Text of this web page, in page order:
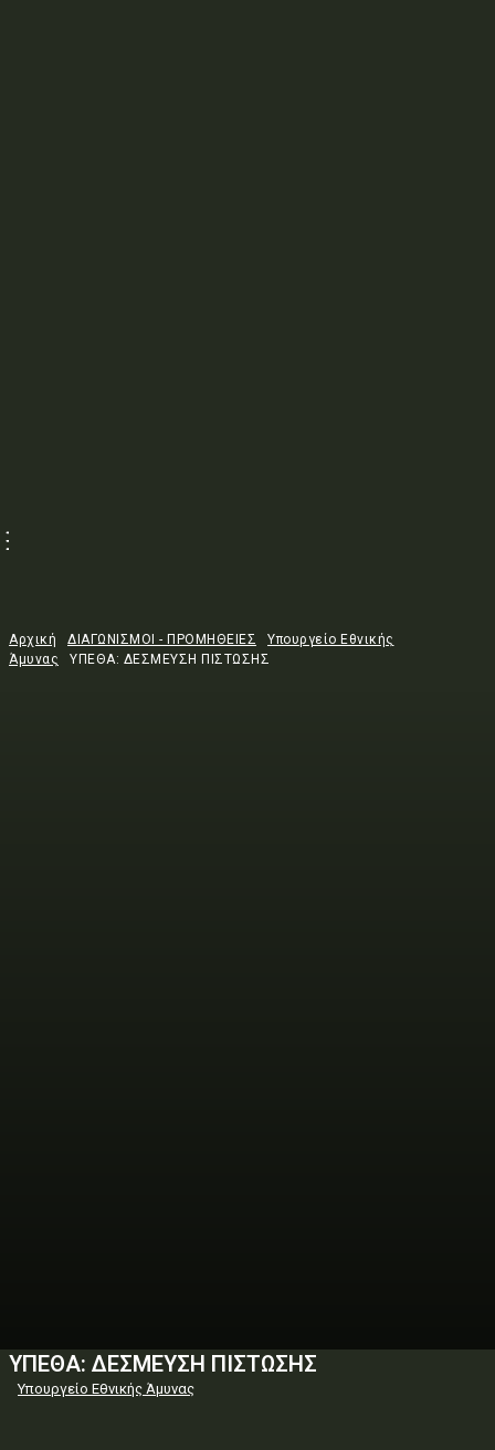
Αρχική ΔΙΑΓΩΝΙΣΜΟΙ - ΠΡΟΜΗΘΕΙΕΣ
Υπουργείο Εθνικής
Άμυνας
ΥΠΕΘΑ: ΔΕΣΜΕΥΣΗ ΠΙΣΤΩΣΗΣ
ΥΠΕΘΑ: ΔΕΣΜΕΥΣΗ ΠΙΣΤΩΣΗΣ
Υπουργείο Εθνικής Άμυνας